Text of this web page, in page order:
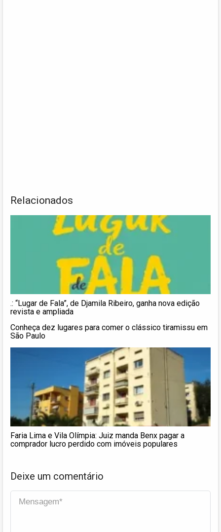
Relacionados
.: “Lugar de Fala”, de Djamila Ribeiro, ganha nova edição
revista e ampliada
Conheça dez lugares para comer o clássico tiramissu em
São Paulo
Faria Lima e Vila Olímpia: Juiz manda Benx pagar a
comprador lucro perdido com imóveis populares
Deixe um comentário